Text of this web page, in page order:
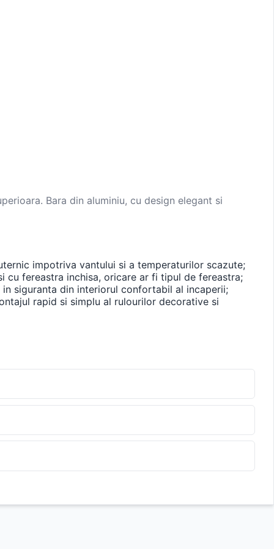
Bara din aluminiu, cu design elegant si
impotriva vantului si a temperaturilor scazute;
cu fereastra inchisa, oricare ar fi tipul de fereastra;
siguranta din interiorul confortabil al incaperii;
rapid si simplu al rulourilor decorative si